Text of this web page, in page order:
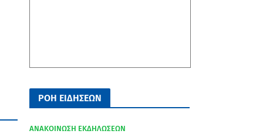
ΡΟΗ ΕΙΔΗΣΕΩΝ
ΑΝΑΚΟΙΝΩΣΗ ΕΚΔΗΛΩΣΕΩΝ